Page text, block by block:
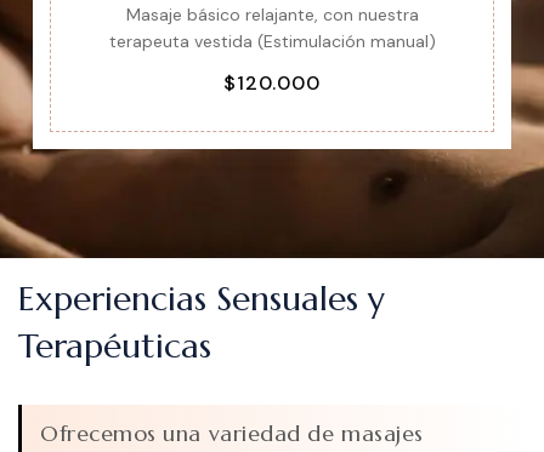
Masaje básico relajante, con nuestra
terapeuta vestida (Estimulación manual)
$120.000
Experiencias Sensuales y
Terapéuticas
Ofrecemos una variedad de masajes